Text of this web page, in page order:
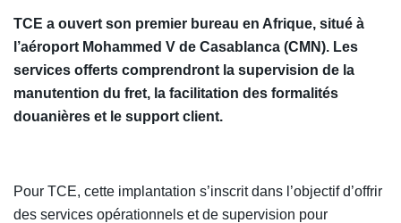
TCE a ouvert son premier bureau en Afrique, situé à
l’aéroport Mohammed V de Casablanca (CMN). Les
services offerts comprendront la supervision de la
manutention du fret, la facilitation des formalités
douanières et le support client.
Pour TCE, cette implantation s’inscrit dans l’objectif d’offrir
des services opérationnels et de supervision pour